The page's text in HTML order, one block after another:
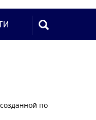
по